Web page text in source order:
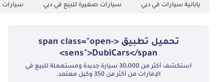
عالية في المدينة.
توفر أداءً سلسًا مع
ناقل حركة أوتوماتيكي،
مما يجعلها مثالية
للتنقل اليومي. تأتي
يابانية سيارات في دبي سيارات صغيرة للبيع في دبي سيارات
تحميل تطبيق <span class="open-
sens">DubiCars</span>
استكشف أكثر من 30،000 سيارة جديدة ومستعملة للبيع في
الإمارات من أكثر من 350 وكيل معتمد.